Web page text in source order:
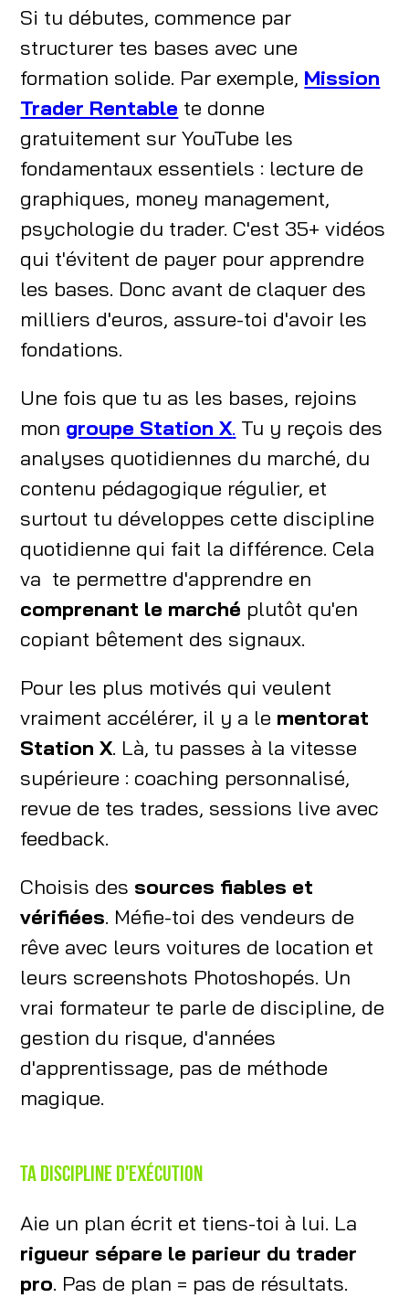
Si tu débutes, commence par
structurer tes bases avec une
formation solide. Par exemple, Mission
Trader Rentable te donne
gratuitement sur YouTube les
fondamentaux essentiels : lecture de
graphiques, money management,
psychologie du trader. C'est 35+ vidéos
qui t'évitent de payer pour apprendre
les bases. Donc avant de claquer des
milliers d'euros, assure-toi d'avoir les
fondations.
Une fois que tu as les bases, rejoins
mon groupe Station X. Tu y reçois des
analyses quotidiennes du marché, du
contenu pédagogique régulier, et
surtout tu développes cette discipline
quotidienne qui fait la différence. Cela
va te permettre d'apprendre en
comprenant le marché plutôt qu'en
copiant bêtement des signaux.
Pour les plus motivés qui veulent
vraiment accélérer, il y a le mentorat
Station X. Là, tu passes à la vitesse
supérieure : coaching personnalisé,
revue de tes trades, sessions live avec
feedback.
Choisis des sources fiables et
vérifiées. Méfie-toi des vendeurs de
rêve avec leurs voitures de location et
leurs screenshots Photoshopés. Un
vrai formateur te parle de discipline, de
gestion du risque, d'années
d'apprentissage, pas de méthode
magique.
Ta discipline d'exécution
Aie un plan écrit et tiens-toi à lui. La
rigueur sépare le parieur du trader
pro. Pas de plan = pas de résultats.